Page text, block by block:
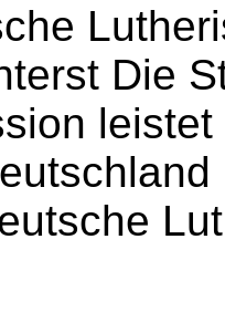
Die